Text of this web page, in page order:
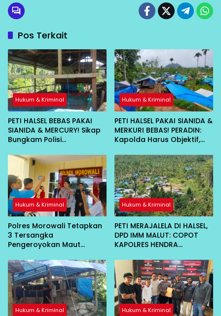
Pos Terkait
Hukum & Kriminal
PETI HALSEL BEBAS PAKAI
SIANIDA & MERCURY! Sikap
Bungkam Polisi
Hukum & Kriminal
PETI HALSEL PAKAI SIANIDA &
MERKURI BEBAS! PERADIN:
Kapolda Harus Objektif,
Hukum & Kriminal
Polres Morowali Tetapkan
3 Tersangka
Pengeroyokan Maut
Kendari
Hukum & Kriminal
PETI MERAJALELA DI HALSEL,
DPD IMM MALUT: COPOT
KAPOLRES HENDRA
Hukum & Kriminal Hukum & Kriminal